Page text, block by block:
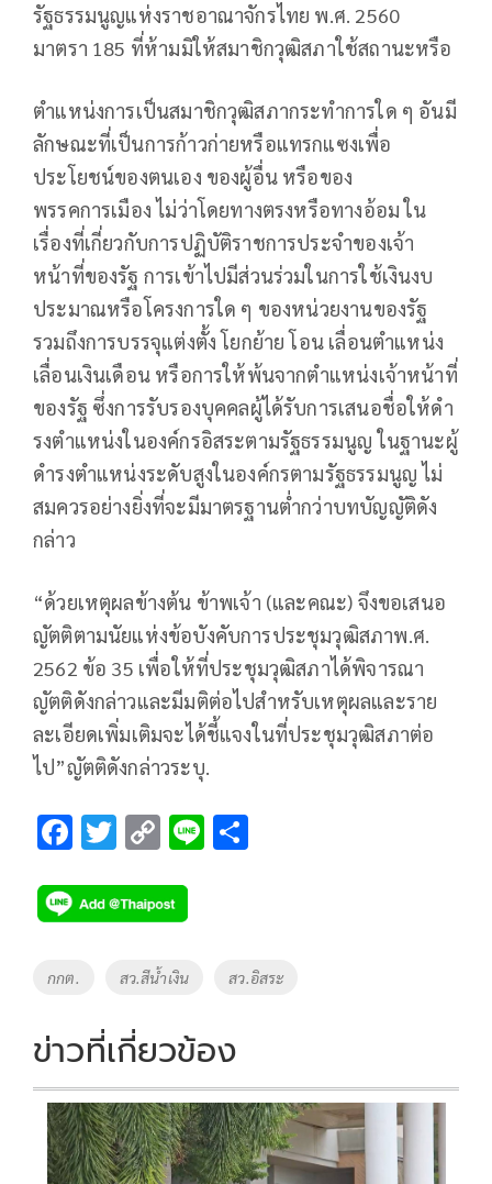
รัฐธรรมนูญแห่งราชอาณาจักรไทย พ.ศ. 2560
มาตรา 185 ที่ห้ามมิให้สมาชิกวุฒิสภาใช้สถานะหรือ
ตําแหน่งการเป็นสมาชิกวุฒิสภากระทําการใด ๆ อันมี
ลักษณะที่เป็นการก้าวก่ายหรือแทรกแซงเพื่อ
ประโยชน์ของตนเอง ของผู้อื่น หรือของ
พรรคการเมือง ไม่ว่าโดยทางตรงหรือทางอ้อม ใน
เรื่องที่เกี่ยวกับการปฏิบัติราชการประจําของเจ้า
หน้าที่ของรัฐ การเข้าไปมีส่วนร่วมในการใช้เงินงบ
ประมาณหรือโครงการใด ๆ ของหน่วยงานของรัฐ
รวมถึงการบรรจุแต่งตั้ง โยกย้าย โอน เลื่อนตําแหน่ง
เลื่อนเงินเดือน หรือการให้พ้นจากตําแหน่งเจ้าหน้าที่
ของรัฐ ซึ่งการรับรองบุคคลผู้ได้รับการเสนอชื่อให้ดํา
รงตําแหน่งในองค์กรอิสระตามรัฐธรรมนูญ ในฐานะผู้
ดํารงตําแหน่งระดับสูงในองค์กรตามรัฐธรรมนูญ ไม่
สมควรอย่างยิ่งที่จะมีมาตรฐานต่ํากว่าบทบัญญัติดัง
กล่าว
“ด้วยเหตุผลข้างต้น ข้าพเจ้า (และคณะ) จึงขอเสนอ
ญัตติตามนัยแห่งข้อบังคับการประชุมวุฒิสภาพ.ศ.
2562 ข้อ 35 เพื่อให้ที่ประชุมวุฒิสภาได้พิจารณา
ญัตติดังกล่าวและมีมติต่อไปสําหรับเหตุผลและราย
ละเอียดเพิ่มเติมจะได้ชี้แจงในที่ประชุมวุฒิสภาต่อ
ไป”ญัตติดังกล่าวระบุ.
F
e
b
o
k
T
tt
er
C
p
y
Li
k
Li
Tags
กกต. สว.สีน้ำเงิน สว.อิสระ
ข่าวที่เกี่ยวข้อง